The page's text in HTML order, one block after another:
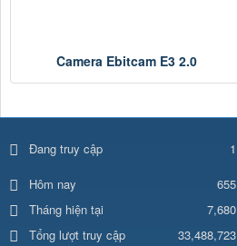
Camera Ebitcam E3 2.0
Đang truy cập 1
Hôm nay
655
Tháng hiện tại
7,680
Tổng lượt truy cập
33,488,723